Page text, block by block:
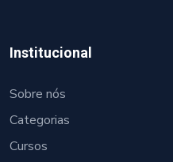
Institucional
Sobre nós
Categorias
Cursos